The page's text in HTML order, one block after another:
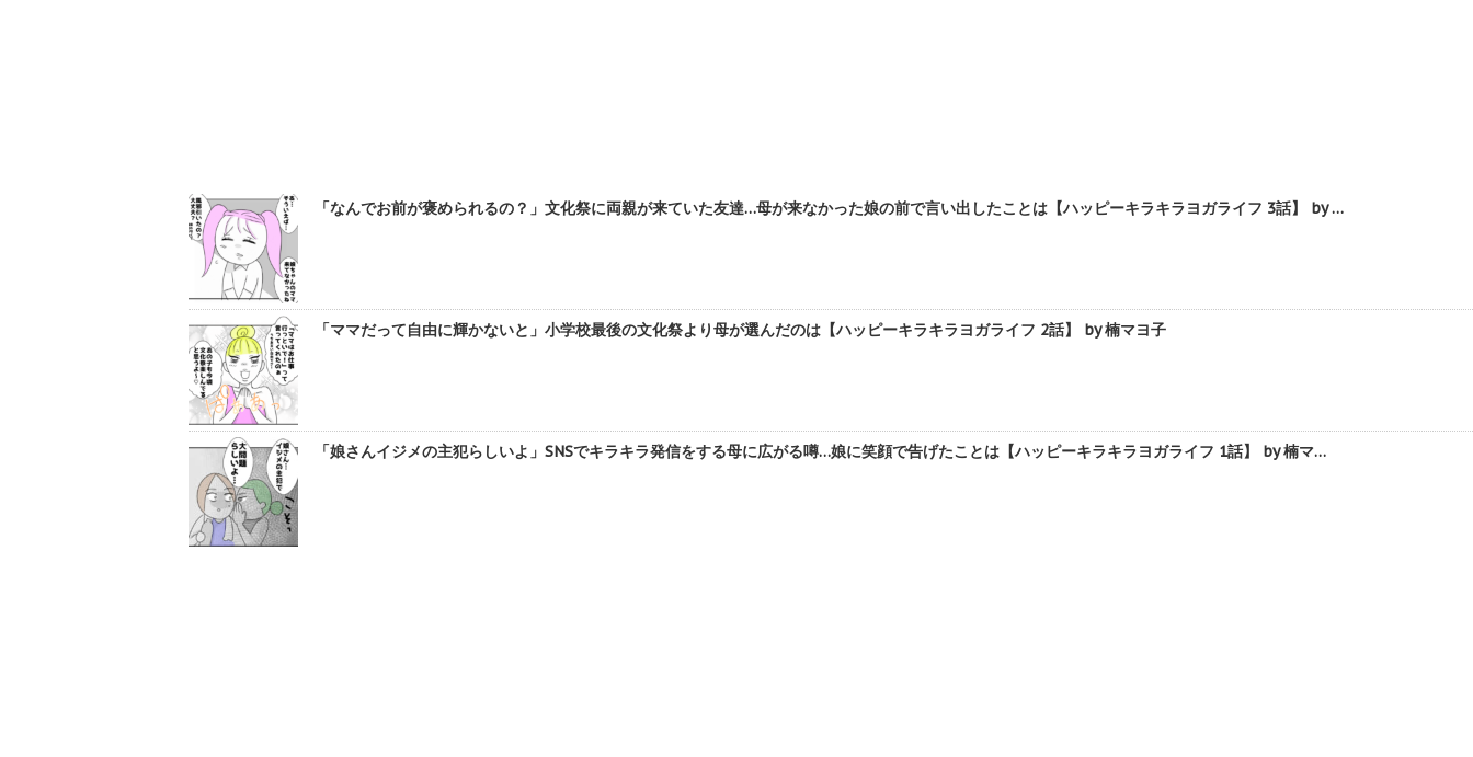
「なんでお前が褒められるの？」文化祭に両親が来ていた友達…母が来なかった娘の前で言い出したことは【ハッピーキラキラヨガライフ 3話】 by …
「ママだって自由に輝かないと」小学校最後の文化祭より母が選んだのは【ハッピーキラキラヨガライフ 2話】 by 楠マヨ子
「娘さんイジメの主犯らしいよ」SNSでキラキラ発信をする母に広がる噂…娘に笑顔で告げたことは【ハッピーキラキラヨガライフ 1話】 by 楠マ…